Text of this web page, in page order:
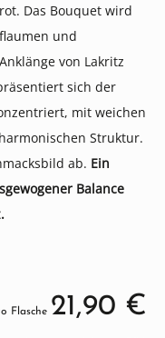
Das Bouquet wird
und
von Lakritz
sich der
mit weichen
Struktur.
ab. Ein
Balance
Flasche 21,90 €